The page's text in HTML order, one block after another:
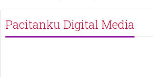
Pacitanku Digital Media